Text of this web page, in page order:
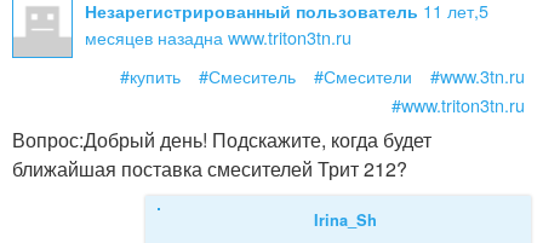
Незарегистрированный пользователь 11 лет,5
месяцев назадна www.triton3tn.ru
#купить
#Смеситель #Смесители
#www.3tn.ru
#www.triton3tn.ru
Вопрос:Добрый день! Подскажите, когда будет
ближайшая поставка смесителей Трит 212?
Irina_Sh